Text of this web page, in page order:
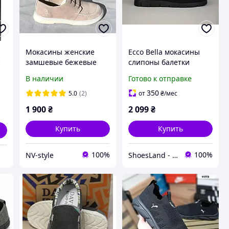
Мокасины женские
замшевые бежевые
и удобные весна лето
осень
В наличии
5.0 (2)
1 900 ₴
Купить
NV-style 100%
Ecco Bella мокасины
слипоны балетки
текстильные черные
легкие Оригинал 41
Готово к отправке
от350₴/мес
2 099₴
Купить
ShoesLand - Экономия и качество в каждом шаге 100%